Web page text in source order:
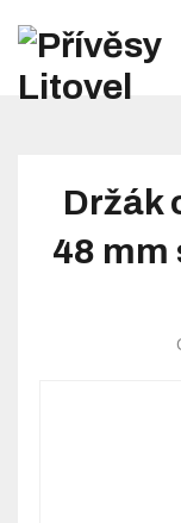
Držák
48 mm